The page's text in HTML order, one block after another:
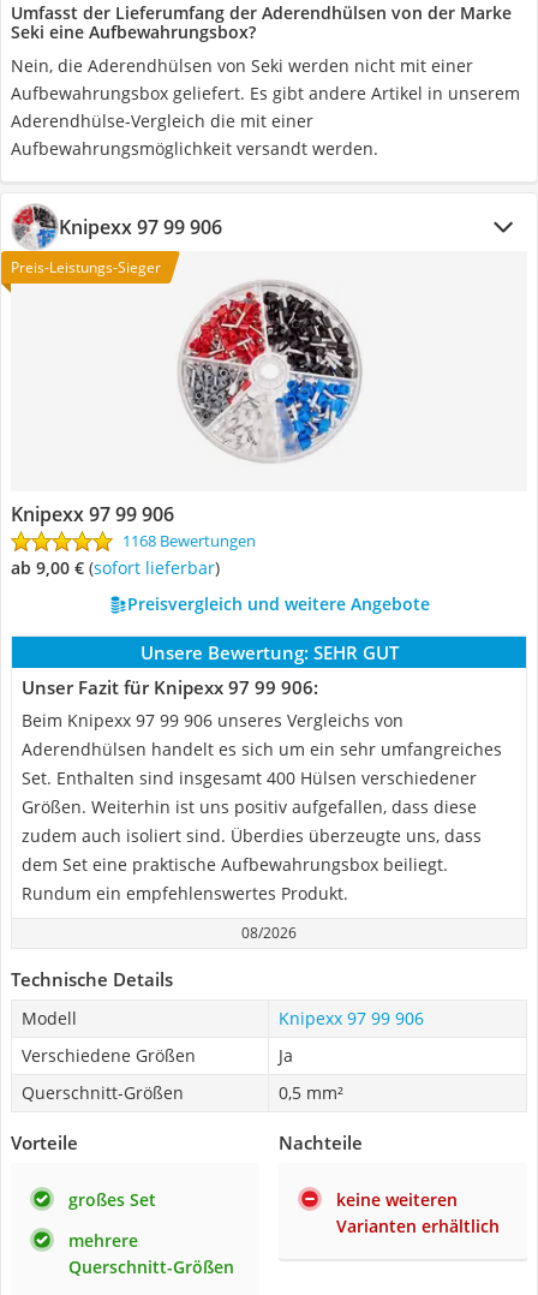
Umfasst der Lieferumfang der Aderendhülsen von der Marke
Seki eine Aufbewahrungsbox?
Nein, die Aderendhülsen von Seki werden nicht mit einer
Aufbewahrungsbox geliefert. Es gibt andere Artikel in unserem
Aderendhülse-Vergleich die mit einer
Aufbewahrungsmöglichkeit versandt werden.
Knipexx 97 99 906
Preis-Leistungs-Sieger
Knipexx 97 99 906
1168 Bewertungen
ab 9,00 € ( Sofort lieferbar)
Preisvergleich und weitere Angebote
Unsere Bewertung: SEHR GUT
Unser Fazit für Knipexx 97 99 906:
Beim Knipexx 97 99 906 unseres Vergleichs von
Aderendhülsen handelt es sich um ein sehr umfangreiches
Set. Enthalten sind insgesamt 400 Hülsen verschiedener
Größen. Weiterhin ist uns positiv aufgefallen, dass diese
zudem auch isoliert sind. Überdies überzeugte uns, dass
dem Set eine praktische Aufbewahrungsbox beiliegt.
Rundum ein empfehlenswertes Produkt.
08/2026
Technische Details
Modell
Knipexx 97 99 906
Verschiedene Größen
Ja
Querschnitt-Größen
0,5 mm²
Vorteile
großes Set
mehrere
Querschnitt-Größen
Nachteile
keine weiteren
Varianten erhältlich